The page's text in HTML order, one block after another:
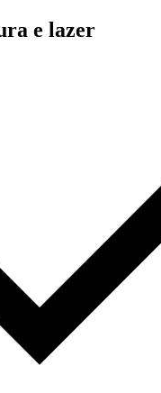
e lazer